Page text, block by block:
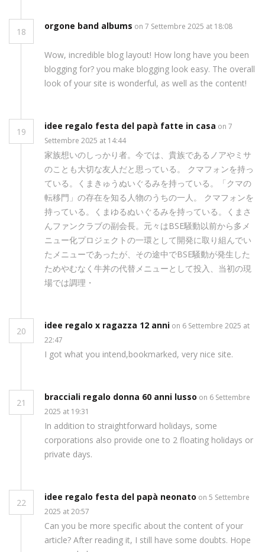
18
orgone band albums on 7 Settembre 2025 at 18:08
Wow, incredible blog layout! How long have you been
blogging for? you make blogging look easy. The overall
look of your site is wonderful, as well as the content!
19
idee regalo festa del papà fatte in casa on 7
Settembre 2025 at 14:44
家族想いのしっかり者。今では、貴族であるノアやミサ
のことも大切な友人だと思っている。 クマフォンを持っ
ている。くまきゅうぬいぐるみを持っている。「クマの
転移門」の存在を知る人物のうちの一人。 クマフォンを
持っている。くまゆるぬいぐるみを持っている。くまさ
んファンクラブの副会長。元々はBSE騒動以前から多メ
ニュー化プロジェクトの一環として開発に取り組んでい
たメニューであったが、その途中でBSE騒動が発生した
ためやむなく牛丼の代替メニューとして投入、当初の現
場では調理・
20
idee regalo x ragazza 12 anni on 6 Settembre 2025 at
22:47
I got what you intend,bookmarked, very nice site.
21
bracciali regalo donna 60 anni lusso on 6 Settembre
2025 at 19:31
In addition to straightforward holidays, some
corporations also provide one to 2 floating holidays or
private days.
22
idee regalo festa del papà neonato on 5 Settembre
2025 at 20:57
Can you be more specific about the content of your
article? After reading it, I still have some doubts. Hope